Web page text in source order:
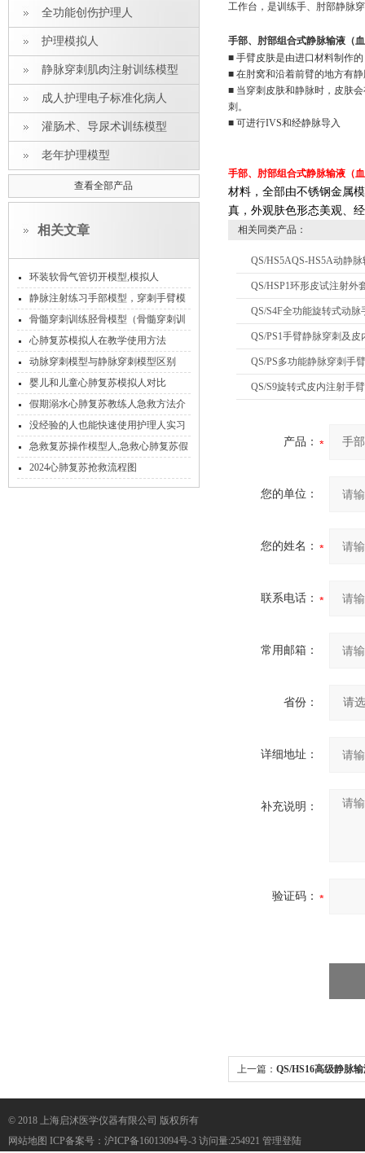
工作台，是训练手、肘部静脉
手部、肘部组合式静脉输液（
■ 手臂皮肤是由进口材料制作
■ 在肘窝和沿着前臂的地方有
■ 当穿刺皮肤和静脉时，皮肤
刺。
■ 可进行IVS和经静脉导入
手部、肘部组合式静脉输液（
材料，全部由不锈钢金属
真，外观肤色形态美观、
相关同类产品：
QS/HS5AQS-HS5A动静
QS/HSP1环形皮试注射外
QS/S4F全功能旋转式动
QS/PS1手臂静脉穿刺及
QS/PS多功能静脉穿刺手
QS/S9旋转式皮内注射手
产品：
您的单位：
您的姓名：
联系电话：
常用邮箱：
省份：
详细地址：
补充说明：
验证码：
上一篇： QS/HS16高级静脉
全功能创伤护理人
护理模拟人
静脉穿刺肌肉注射训练模型
成人护理电子标准化病人
灌肠术、导尿术训练模型
老年护理模型
查看全部产品
相关文章
环装软骨气管切开模型,模拟人
静脉注射练习手部模型，穿刺手臂模
型
骨髓穿刺训练胫骨模型（骨髓穿刺训
练复位器）
心肺复苏模拟人在教学使用方法
动脉穿刺模型与静脉穿刺模型区别
婴儿和儿童心肺复苏模拟人对比
假期溺水心肺复苏教练人急救方法介
绍
没经验的人也能快速使用护理人实习
模型
急救复苏操作模型人,急救心肺复苏假
人
2024心肺复苏抢救流程图
© 2018 上海启沭医学仪器有限公司 版权所有
网站地图 ICP备案号： 沪ICP备16013094号-3 访问量:254921 管理登陆